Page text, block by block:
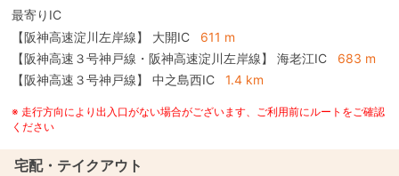
最寄りIC
【阪神高速淀川左岸線】
大開IC
611 m
【阪神高速３号神戸線・阪神高速淀川左岸線】
海老江IC
683 m
【阪神高速３号神戸線】
中之島西IC 1.4 km
※ 走行方向により出入口がない場合がございます、ご利用前にルートをご確認
ください
宅配・テイクアウト